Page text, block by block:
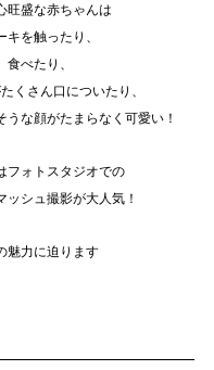
旺盛な赤ちゃんは
キを触ったり、
食べたり、
くさん口についたり、
うな顔がたまらなく可愛い！
フォトスタジオでの
ッシュ撮影が大人気！
魅力に迫ります